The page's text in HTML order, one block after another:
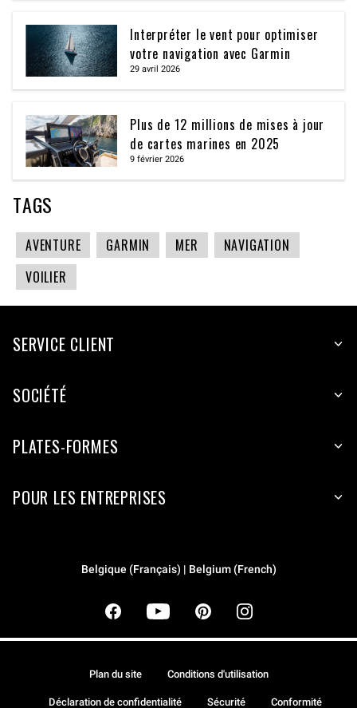
Interpréter le vent pour optimiser
votre navigation avec Garmin
29 avril 2026
Plus de 12 millions de mises à jour
de cartes marines en 2025
9 février 2026
TAGS
AVENTURE GARMIN MER
NAVIGATION
VOILIER
SERVICE CLIENT
SOCIÉTÉ
PLATES-FORMES
POUR LES ENTREPRISES
Belgique (Français) | Belgium (French)
Plan du site Conditions d'utilisation
Déclaration de confidentialité Sécurité Conformité